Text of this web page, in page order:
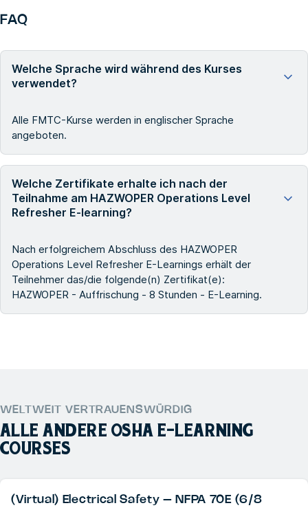
FAQ
Welche Sprache wird während des Kurses
verwendet?
Alle FMTC-Kurse werden in englischer Sprache
angeboten.
Welche Zertifikate erhalte ich nach der
Teilnahme am HAZWOPER Operations Level
Refresher E-learning?
Nach erfolgreichem Abschluss des HAZWOPER
Operations Level Refresher E-Learnings erhält der
Teilnehmer das/die folgende(n) Zertifikat(e):
HAZWOPER - Auffrischung - 8 Stunden - E-Learning.
WELTWEIT VERTRAUENSWÜRDIG
ALLE ANDERE OSHA E-LEARNING
COURSES
(Virtual) Electrical Safety – NFPA 70E (6/8